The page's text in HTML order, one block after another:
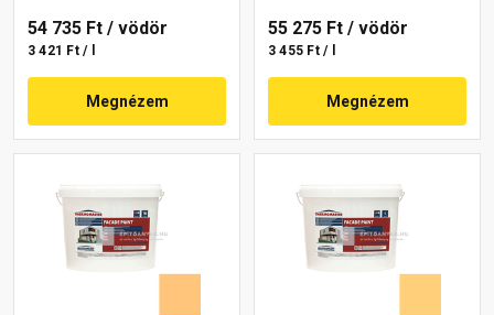
54 735 Ft / vödör
3 421 Ft / l
Megnézem
55 275 Ft / vödör
3 455 Ft / l
Megnézem